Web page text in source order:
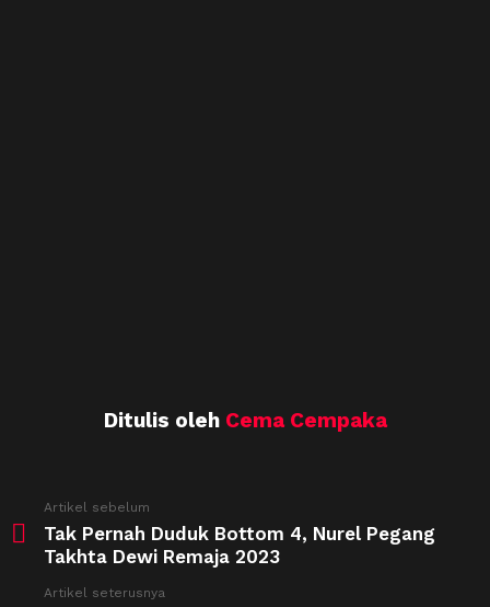
Ditulis oleh Cema Cempaka
more
Artikel sebelum
Tak Pernah Duduk Bottom 4, Nurel Pegang
Takhta Dewi Remaja 2023
Artikel seterusnya